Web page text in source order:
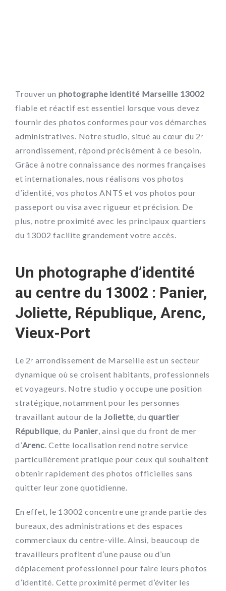
Trouver un photographe identité Marseille 13002
fiable et réactif est essentiel lorsque vous devez
fournir des photos conformes pour vos démarches
administratives. Notre studio, situé au cœur du 2ᵉ
arrondissement, répond précisément à ce besoin.
Grâce à notre connaissance des normes françaises
et internationales, nous réalisons vos photos
d’identité, vos photos ANTS et vos photos pour
passeport ou visa avec rigueur et précision. De
plus, notre proximité avec les principaux quartiers
du 13002 facilite grandement votre accès.
Un photographe d’identité
au centre du 13002 : Panier,
Joliette, République, Arenc,
Vieux-Port
Le 2ᵉ arrondissement de Marseille est un secteur
dynamique où se croisent habitants, professionnels
et voyageurs. Notre studio y occupe une position
stratégique, notamment pour les personnes
travaillant autour de laJoliette, duquartier
République, du Panier, ainsi que du front de mer
d’Arenc. Cette localisation rend notre service
particulièrement pratique pour ceux qui souhaitent
obtenir rapidement des photos officielles sans
quitter leur zone quotidienne.
En effet, le 13002 concentre une grande partie des
bureaux, des administrations et des espaces
commerciaux du centre-ville. Ainsi, beaucoup de
travailleurs profitent d’une pause ou d’un
déplacement professionnel pour faire leurs photos
d’identité. Cette proximité permet d’éviter les